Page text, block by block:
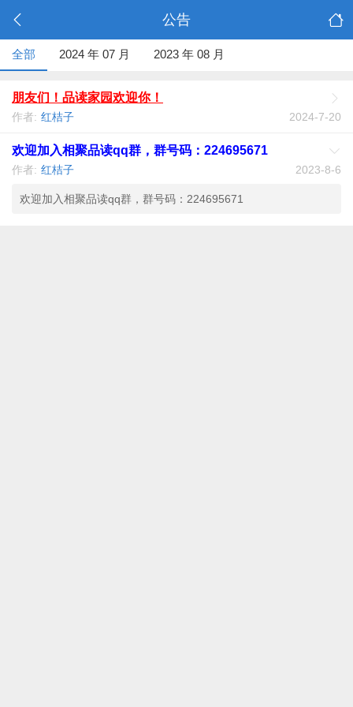
公告
全部 2024 年 07 月 2023 年 08 月
朋友们！品读家园欢迎你！
2024-7-20
作者: 红桔子
欢迎加入相聚品读qq群，群号码：224695671
2023-8-6
作者: 红桔子
欢迎加入相聚品读qq群，群号码：224695671